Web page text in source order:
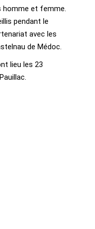
homme et femme.
pendant le
avec les
de Médoc.
lieu les 23